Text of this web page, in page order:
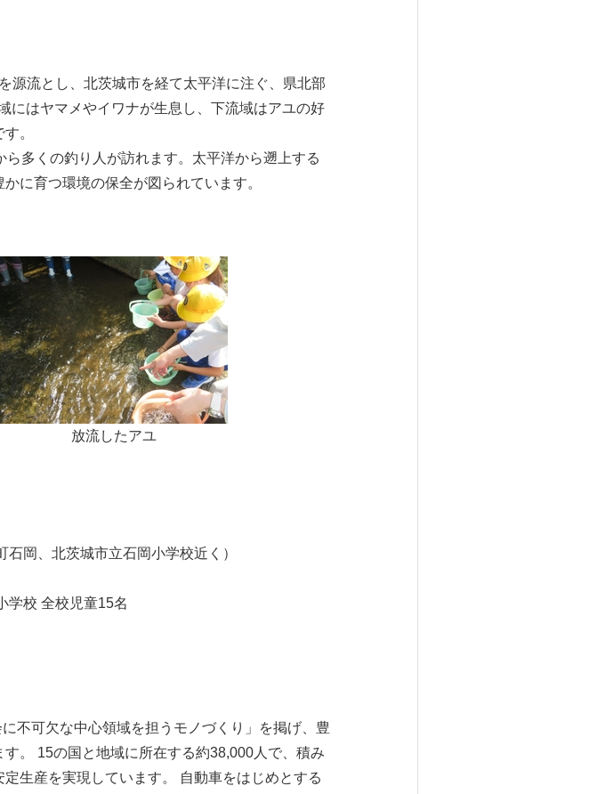
源流とし、北茨城市を経て太平洋に注ぐ、県北部
にはヤマメやイワナが生息し、下流域はアユの好
。
多くの釣り人が訪れます。太平洋から遡上する
に育つ環境の保全が図られています。
放流したアユ
岡、北茨城市立石岡小学校近く）
学校 全校児童15名
不可欠な中心領域を担うモノづくり」を掲げ、豊
。 15の国と地域に所在する約38,000人で、積み
生産を実現しています。 自動車をはじめとする